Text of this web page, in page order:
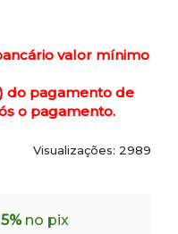
valor mínimo
do pagamento de
o pagamento.
Visualizações: 2989
5%no pix